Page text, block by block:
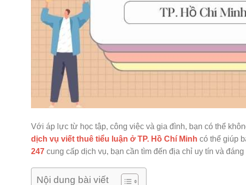
Với áp lực từ học tập, công việc và gia đình, bạn có thể
dịch vụ viết thuê tiểu luận ở TP. Hồ Chí Minh có thể giúp
247 cung cấp dịch vụ, bạn cần tìm đến địa chỉ uy tín và
Nội dung bài viết